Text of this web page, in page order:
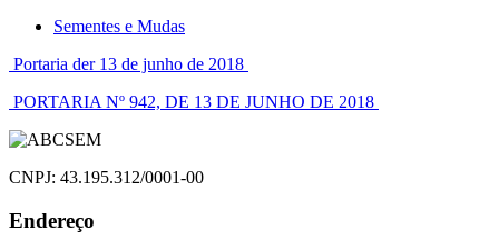
Sementes e Mudas
Navegação
de
Post
Portaria der 13 de junho de 2018
PORTARIA Nº 942, DE 13 DE JUNHO DE 2018
CNPJ: 43.195.312/0001-00
Endereço